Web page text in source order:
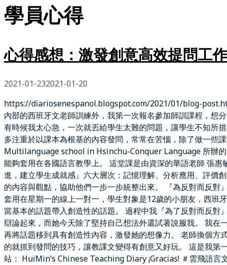
學員心得
心得感想：激發創意高效提問工
2021-01-232021-01-20
https://diariosenespanol.blogspot.com/2021/01/blog-
內部的西班牙文老師訓練外，我第一次報名參加師訓課程，想
有時候我太心急，一次就丟給學生太難的問題，讓學生不知所
多注重於以課本為根基的內容發問，常常在苦惱，除了做一些
Multilanguage school in Hsinchu-Conquer Language 所辦的
能夠套用在各國語言教學上。 這堂課是由資深的華語老師 張
進，建立學生成就感』六大層次：記憶理解、分析應用、評價
的內容與觀點，協助他們一步一步統整出來。 『為反對而反
套用在星期一的線上一對一，學生對象是12歲的小朋友，西班
當基本的話題帶入創造性的話題。 過程中我『為了反對而反
辯論起來，而她今天除了堅持自己想法外還試著說服我。 我在
再將話題移到具有創造性內容，激發她的想像力。 老師換個
的就抓到發問的技巧，讓教課文變得有創意又好玩。 這是我
站： HuiMin’s Chinese Teaching Diary ¡Gracias! ＃雲飛語